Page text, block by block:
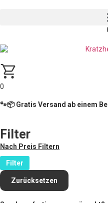
0
🐾📦 Gratis Versand ab einem
Filter
Nach Preis Filtern
Filter
Zurücksetzen